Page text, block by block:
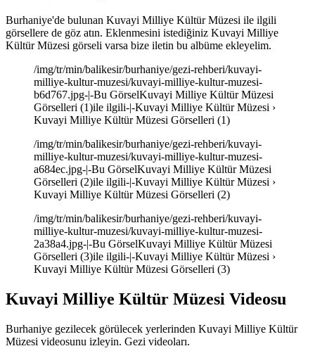
Burhaniye'de bulunan Kuvayi Milliye Kültür Müzesi ile ilgili
görsellere de göz atın. Eklenmesini istediğiniz Kuvayi Milliye
Kültür Müzesi görseli varsa bize iletin bu albüme ekleyelim.
/img/tr/min/balikesir/burhaniye/gezi-rehberi/kuvayi-
milliye-kultur-muzesi/kuvayi-milliye-kultur-muzesi-
b6d767.jpg-|-Bu GörselKuvayi Milliye Kültür Müzesi
Görselleri (1)ile ilgili-|-Kuvayi Milliye Kültür Müzesi ›
Kuvayi Milliye Kültür Müzesi Görselleri (1)
/img/tr/min/balikesir/burhaniye/gezi-rehberi/kuvayi-
milliye-kultur-muzesi/kuvayi-milliye-kultur-muzesi-
a684ec.jpg-|-Bu GörselKuvayi Milliye Kültür Müzesi
Görselleri (2)ile ilgili-|-Kuvayi Milliye Kültür Müzesi ›
Kuvayi Milliye Kültür Müzesi Görselleri (2)
/img/tr/min/balikesir/burhaniye/gezi-rehberi/kuvayi-
milliye-kultur-muzesi/kuvayi-milliye-kultur-muzesi-
2a38a4.jpg-|-Bu GörselKuvayi Milliye Kültür Müzesi
Görselleri (3)ile ilgili-|-Kuvayi Milliye Kültür Müzesi ›
Kuvayi Milliye Kültür Müzesi Görselleri (3)
Kuvayi Milliye Kültür Müzesi Videosu
Burhaniye gezilecek görülecek yerlerinden Kuvayi Milliye Kültür
Müzesi videosunu izleyin. Gezi videoları.